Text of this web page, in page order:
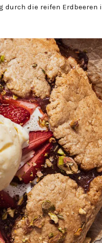
durch die reifen Erdbeeren